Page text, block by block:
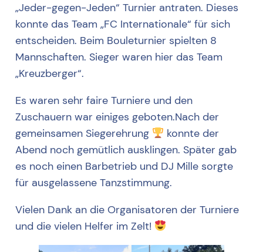
„Jeder-gegen-Jeden“ Turnier antraten. Dieses
konnte das Team „FC Internationale“ für sich
entscheiden. Beim Bouleturnier spielten 8
Mannschaften. Sieger waren hier das Team
„Kreuzberger“.
Es waren sehr faire Turniere und den
Zuschauern war einiges geboten.Nach der
gemeinsamen Siegerehrung
konnte der
Abend noch gemütlich ausklingen. Später gab
es noch einen Barbetrieb und DJ Mille sorgte
für ausgelassene Tanzstimmung.
Vielen Dank an die Organisatoren der Turniere
und die vielen Helfer im Zelt!